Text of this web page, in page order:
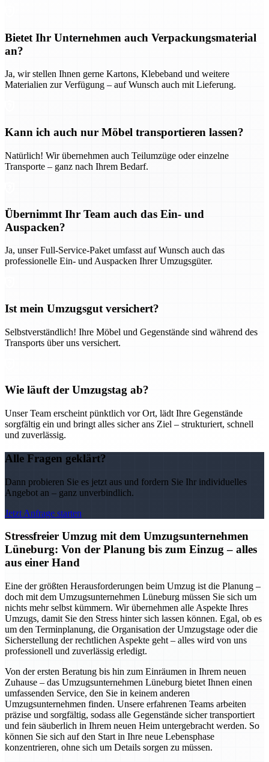
Bietet Ihr Unternehmen auch Verpackungsmaterial
an?
Ja, wir stellen Ihnen gerne Kartons, Klebeband und weitere
Materialien zur Verfügung – auf Wunsch auch mit Lieferung.
Kann ich auch nur Möbel transportieren lassen?
Natürlich! Wir übernehmen auch Teilumzüge oder einzelne
Transporte – ganz nach Ihrem Bedarf.
Übernimmt Ihr Team auch das Ein- und
Auspacken?
Ja, unser Full-Service-Paket umfasst auf Wunsch auch das
professionelle Ein- und Auspacken Ihrer Umzugsgüter.
Ist mein Umzugsgut versichert?
Selbstverständlich! Ihre Möbel und Gegenstände sind während des
Transports über uns versichert.
Wie läuft der Umzugstag ab?
Unser Team erscheint pünktlich vor Ort, lädt Ihre Gegenstände
sorgfältig ein und bringt alles sicher ans Ziel – strukturiert, schnell
und zuverlässig.
Alle Fragen geklärt?
Dann probieren Sie es jetzt aus und fordern Sie Ihr individuelles
Angebot an – ganz unverbindlich.
Jetzt Anfrage starten
Stressfreier Umzug mit dem Umzugsunternehmen
Lüneburg: Von der Planung bis zum Einzug – alles
aus einer Hand
Eine der größten Herausforderungen beim Umzug ist die Planung –
doch mit dem Umzugsunternehmen Lüneburg müssen Sie sich um
nichts mehr selbst kümmern. Wir übernehmen alle Aspekte Ihres
Umzugs, damit Sie den Stress hinter sich lassen können. Egal, ob es
um den Terminplanung, die Organisation der Umzugstage oder die
Sicherstellung der rechtlichen Aspekte geht – alles wird von uns
professionell und zuverlässig erledigt.
Von der ersten Beratung bis hin zum Einräumen in Ihrem neuen
Zuhause – das Umzugsunternehmen Lüneburg bietet Ihnen einen
umfassenden Service, den Sie in keinem anderen
Umzugsunternehmen finden. Unsere erfahrenen Teams arbeiten
präzise und sorgfältig, sodass alle Gegenstände sicher transportiert
und fein säuberlich in Ihrem neuen Heim untergebracht werden. So
können Sie sich auf den Start in Ihre neue Lebensphase
konzentrieren, ohne sich um Details sorgen zu müssen.